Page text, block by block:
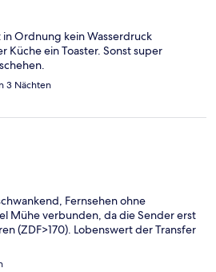
Ordnung kein Wasserdruck
Küche ein Toaster. Sonst super
3 Nächten
Fernsehen ohne
Mühe verbunden, da die Sender erst
(ZDF>170). Lobenswert der Transfer